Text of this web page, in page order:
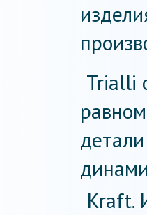
Trialli
Kraft.